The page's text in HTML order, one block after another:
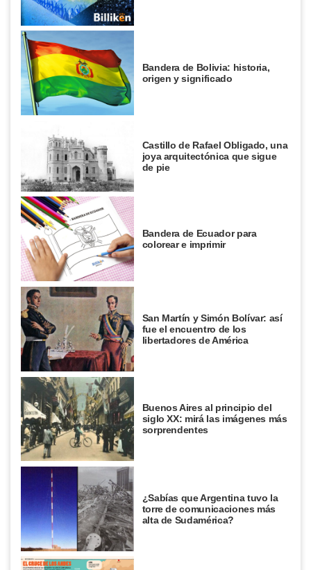
Bandera de Bolivia: historia,
origen y significado
Castillo de Rafael Obligado, una
joya arquitectónica que sigue
de pie
Bandera de Ecuador para
colorear e imprimir
San Martín y Simón Bolívar: así
fue el encuentro de los
libertadores de América
Buenos Aires al principio del
siglo XX: mirá las imágenes más
sorprendentes
¿Sabías que Argentina tuvo la
torre de comunicaciones más
alta de Sudamérica?